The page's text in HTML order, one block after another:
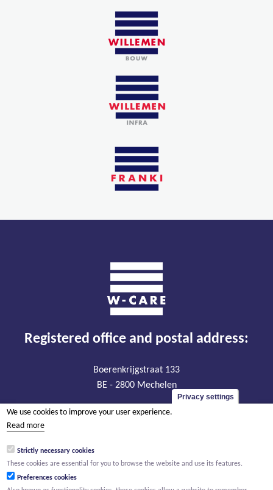
Registered office and postal address:
Boerenkrijgstraat 133
BE - 2800 Mechelen
VAT BE 0474.904.179
Visiting address:
Privacy settings
We use cookies to improve your user experience.
Read more
Strictly necessary cookies
These cookies are essential for you to browse the website and use its features.
Preferences cookies